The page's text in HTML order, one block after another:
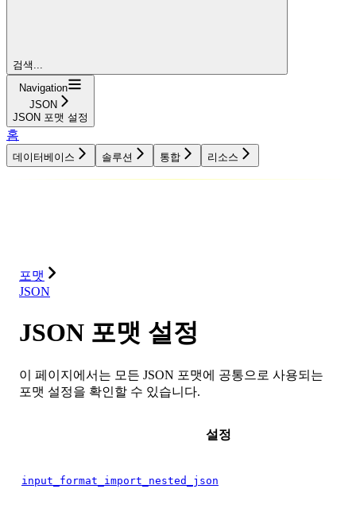
검색...
Navigation
JSON
JSON 포맷 설정
홈
데이터베이스 솔루션 통합 리소스
포맷
JSON
JSON 포맷 설정
이 페이지에서는 모든 JSON 포맷에 공통으로 사용되는
포맷 설정을 확인할 수 있습니다.
설정
input_format_import_nested_json